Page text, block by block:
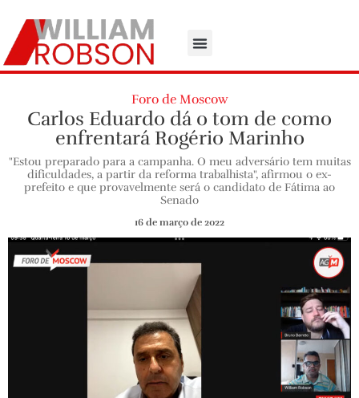
Foro de Moscow
Carlos Eduardo dá o tom de como
enfrentará Rogério Marinho
"Estou preparado para a campanha. O meu adversário tem muitas
dificuldades, a partir da reforma trabalhista", afirmou o ex-
prefeito e que provavelmente será o candidato de Fátima ao
Senado
16 de março de 2022